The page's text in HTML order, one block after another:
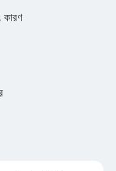
কারণ